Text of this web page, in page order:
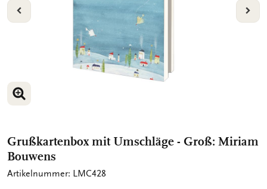
VORIGE
BILD VERGRÖSSERN
BILD VERGRÖSSERN
Grußkartenbox mit Umschläge - Groß: Miriam
Bouwens
Artikelnummer: LMC428